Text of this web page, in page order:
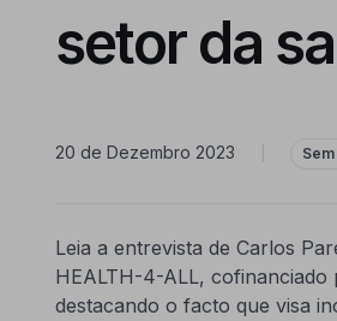
setor da
20 de Dezembro 2023
Leia a entrevista de Carlos
HEALTH-4-ALL, cofinanciado
destacando o facto que visa